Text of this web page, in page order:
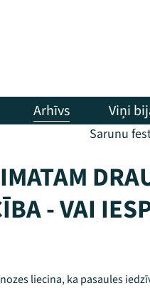
Arhīvs Viņi
Sarunu
- VAI
liecina, ka pasaules